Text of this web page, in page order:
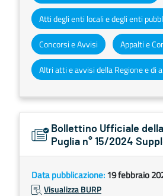
Concorsi e Avvisi Appalti e
Bollettino Ufficiale
Puglia n° 15/2024
Data pubblicazione:19 febbraio
Visualizza BURP